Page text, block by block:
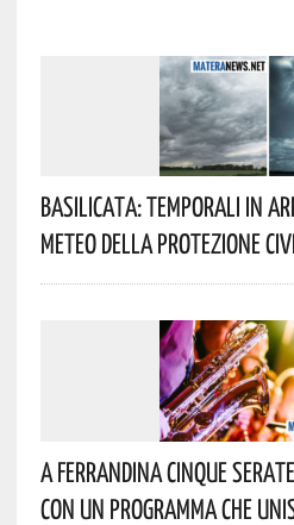
Basilicata: Temporali In
Meteo Della Protezione
A Ferrandina Cinque
Con Un Programma Che